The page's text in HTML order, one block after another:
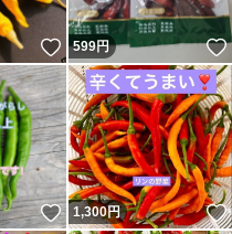
いいね！
599円
いいね！
1,300円